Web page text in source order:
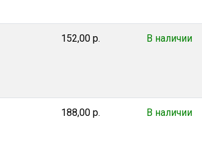
152,00 р. В наличии
188,00 р. В наличии